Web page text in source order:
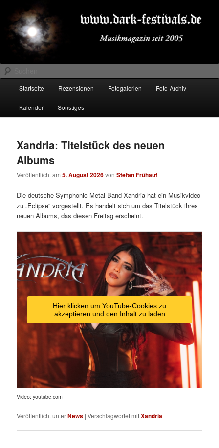
primären
Inhalt
springen
sekundären
Inhalt
springenDARK-FESTIVALS.DE
Suchen
Startseite Rezensionen Fotogalerien Foto-Archiv
Kalender Sonstiges
Xandria: Titelstück des neuen
Albums
Veröffentlicht am5. August 2026vonStefan Frühauf
Die deutsche Symphonic-Metal-Band Xandria hat ein Musikvideo
zu „Eclipse“ vorgestellt. Es handelt sich um das Titelstück ihres
neuen Albums, das diesen Freitag erscheint.
Hier klicken um YouTube-Cookies zu
akzeptieren und den Inhalt zu laden
Video: youtube.com
Veröffentlicht unterNews |Verschlagwortet mitXandria